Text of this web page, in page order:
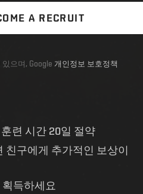
A RECRUIT
으며, Google 개인정보 보호정책
련 시간 20일 절약
친구에게 추가적인 보상이
득하세요